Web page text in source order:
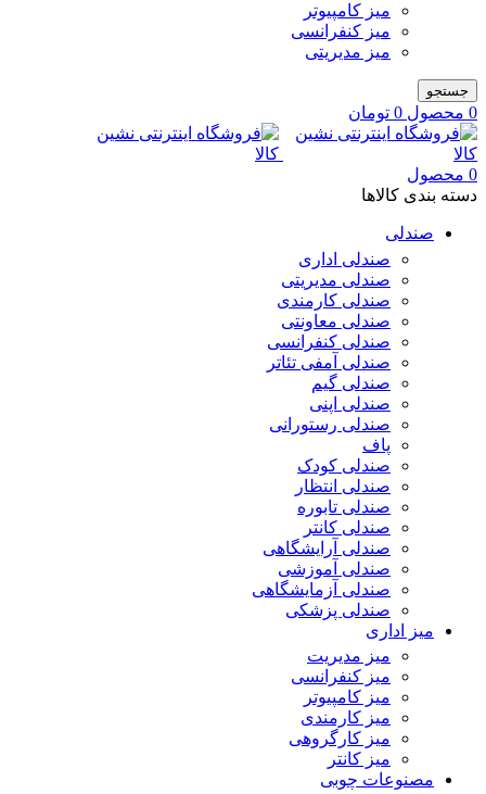
میز کامپیوتر
میز کنفرانسی
میز مدیریتی
جستجو
0 محصول 0 تومان
0 محصول
دسته بندی کالاها
صندلی
صندلی اداری
صندلی مدیریتی
صندلی کارمندی
صندلی معاونتی
صندلی کنفرانسی
صندلی آمفی تئاتر
صندلی گیم
صندلی اپنی
صندلی رستورانی
پاف
صندلی کودک
صندلی انتظار
صندلی تابوره
صندلی کانتر
صندلی آرایشگاهی
صندلی آموزشی
صندلی آزمایشگاهی
صندلی پزشکی
میز اداری
میز مدیریت
میز کنفرانسی
میز کامپیوتر
میز کارمندی
میز کارگروهی
میز کانتر
مصنوعات چوبی